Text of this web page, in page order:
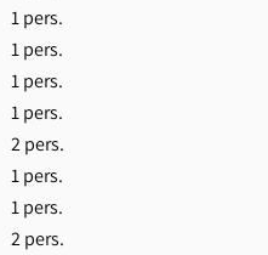
1 pers.
1 pers.
1 pers.
1 pers.
2 pers.
1 pers.
1 pers.
2 pers.